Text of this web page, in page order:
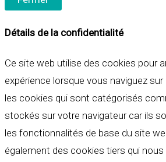
Détails de la confidentialité
Ce site web utilise des cookies pour
expérience lorsque vous naviguez
les cookies qui sont catégorisés
stockés sur votre navigateur car ils
les fonctionnalités de base du site
également des cookies tiers qui